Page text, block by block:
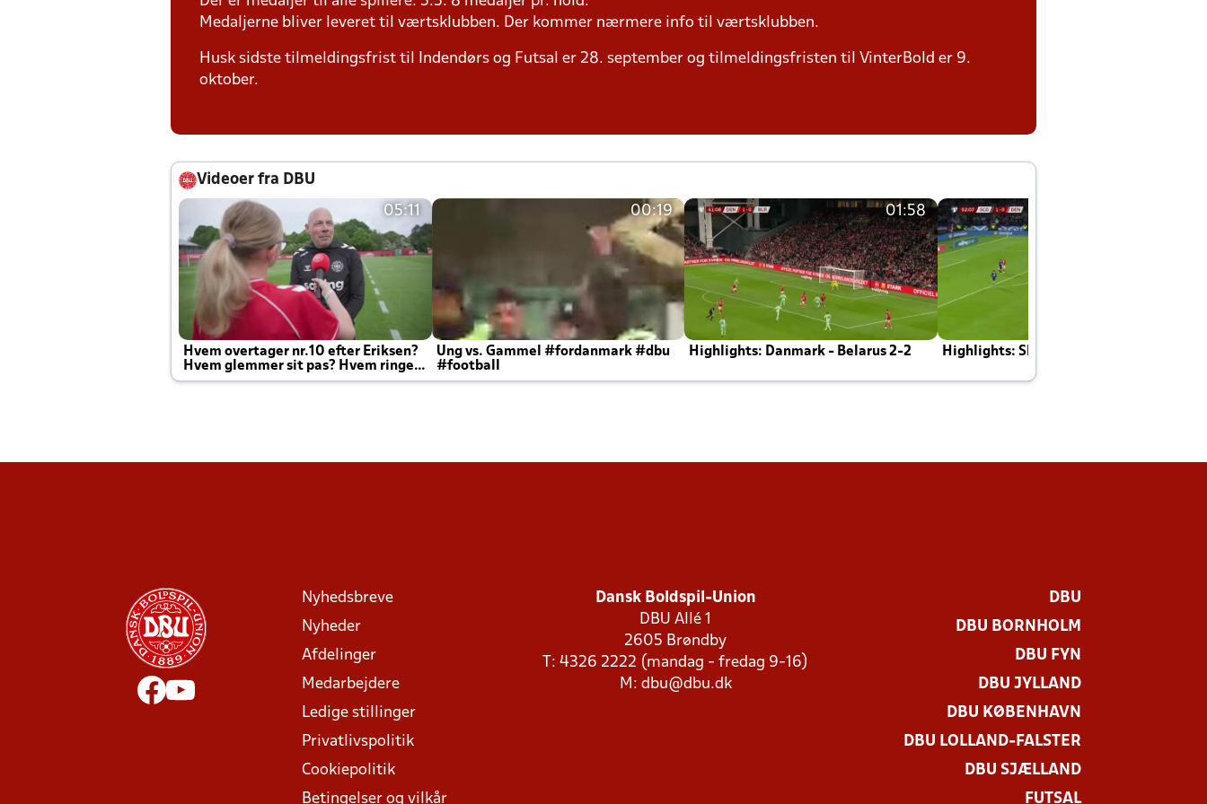
Medaljerne bliver leveret til værtsklubben. Der kommer nærmere info til værtsklubben.
Husk sidste tilmeldingsfrist til Indendørs og Futsal er 28. september og tilmeldingsfristen til VinterBold er 9.
oktober.
Videoer fra DBU
05:11
Hvem overtager nr.10 efter Eriksen?
Hvem glemmer sit pas? Hvem ringer
Joachim altid til efter kampe?
00:19
Ung vs. Gammel #fordanmark #dbu
#football
01:58
Highlights: Danmark - Belarus 2-2 Highlights: Skotland - Danmark 4-2
Nyhedsbreve
Nyheder
Afdelinger
Medarbejdere
Ledige stillinger
Privatlivspolitik
Cookiepolitik
Betingelser og vilkår
Dansk Boldspil-Union
DBU Allé 1
2605 Brøndby
T: 4326 2222 (mandag - fredag 9-16)
M: dbu@dbu.dk
DBU
DBU BORNHOLM
DBU FYN
DBU JYLLAND
DBU KØBENHAVN
DBU LOLLAND-FALSTER
DBU SJÆLLAND
FUTSAL